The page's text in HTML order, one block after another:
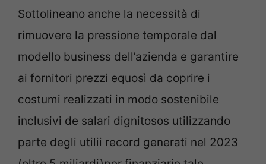
Sottolineano anche la necessità di
rimuovere la pressione temporale dal
modello business dell’azienda e garantire
ai fornitori prezzi equosì da coprire i
costumi realizzati in modo sostenibile
inclusivi de salari dignitosos utilizzando
parte degli utilii record generati nel 2023